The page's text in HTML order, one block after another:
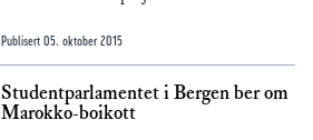
Publisert 05. oktober 2015
Studentparlamentet i Bergen ber om
Marokko-boikott